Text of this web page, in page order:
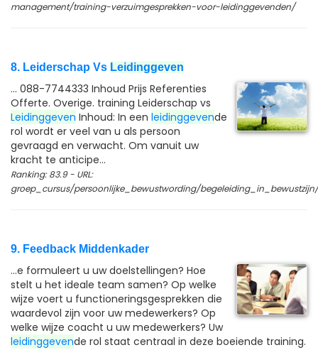
management/training-verzuimgesprekken-voor-leidinggevenden/
8. Leiderschap Vs Leidinggeven
... 088-7744333 Inhoud Prijs Referenties
Offerte. Overige. training Leiderschap vs
Leidinggeven Inhoud: In een leidinggevende
rol wordt er veel van u als persoon
gevraagd en verwacht. Om vanuit uw
kracht te anticipe...
Ranking: 83.9 - URL:
groep_cursus/persoonlijke_bewustwording/begeleiding_in_bewustzijn/
9. Feedback Middenkader
...e formuleert u uw doelstellingen? Hoe
stelt u het ideale team samen? Op welke
wijze voert u functioneringsgesprekken die
waardevol zijn voor uw medewerkers? Op
welke wijze coacht u uw medewerkers? Uw
leidinggevende rol staat centraal in deze boeiende training.